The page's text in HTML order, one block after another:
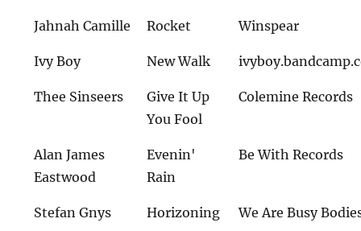
Jahnah Camille Rocket Winspear
Ivy Boy New Walk
Thee Sinseers
Give It Up
You Fool
Colemine Records
Alan James
Eastwood
Evenin'
Rain
Be With Records
Stefan Gnys Horizoning We Are Busy